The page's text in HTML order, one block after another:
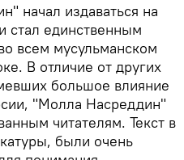
начал издаваться на
стал единственным
всем мусульманском
В отличие от других
большое влияние
"Молла Насреддин"
читателям. Текст в
были очень